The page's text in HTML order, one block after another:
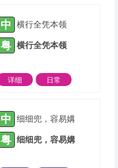
中 横行全凭本领
粤 横行全凭本领
详细
日常
中 细细兜，容易媾
粤 细细兜，容易媾